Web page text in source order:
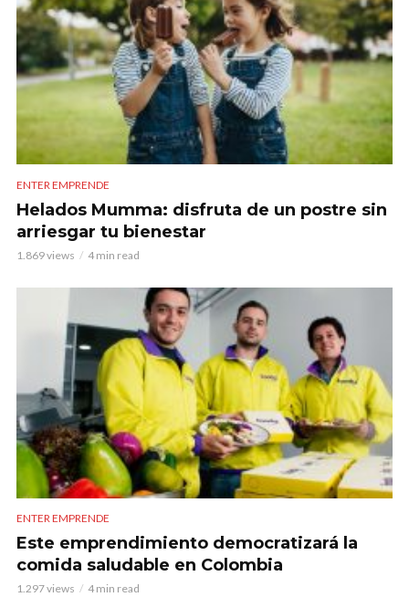
ENTER EMPRENDE
Helados Mumma: disfruta de un postre sin
arriesgar tu bienestar
1.869 views 4 min read
ENTER EMPRENDE
Este emprendimiento democratizará la
comida saludable en Colombia
1.297 views 4 min read